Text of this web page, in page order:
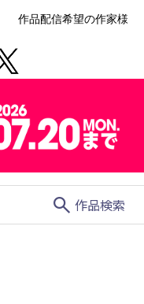
作品配信希望の作家様
search 作品検索